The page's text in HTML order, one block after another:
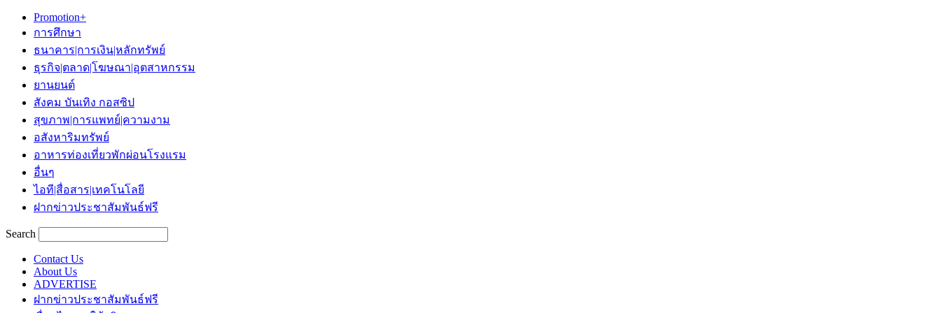
Promotion+
การศึกษา
ธนาคาร|การเงิน|หลักทรัพย์
ธุรกิจ|ตลาด|โฆษณา|อุตสาหกรรม
ยานยนต์
สังคม บันเทิง กอสซิป
สุขภาพ|การแพทย์|ความงาม
อสังหาริมทรัพย์
อาหารท่องเที่ยวพักผ่อนโรงแรม
อื่นๆ
ไอที|สื่อสาร|เทคโนโลยี
ฝากข่าวประชาสัมพันธ์ฟรี
Search
Contact Us
About Us
ADVERTISE
ฝากข่าวประชาสัมพันธ์ฟรี